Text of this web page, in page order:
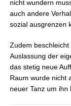
nicht wundern
auch andere
sozial ausgrenzen
Zudem
Auslassung der
das stetig neue
Raum wurde nicht
neuer Tanz um ihn